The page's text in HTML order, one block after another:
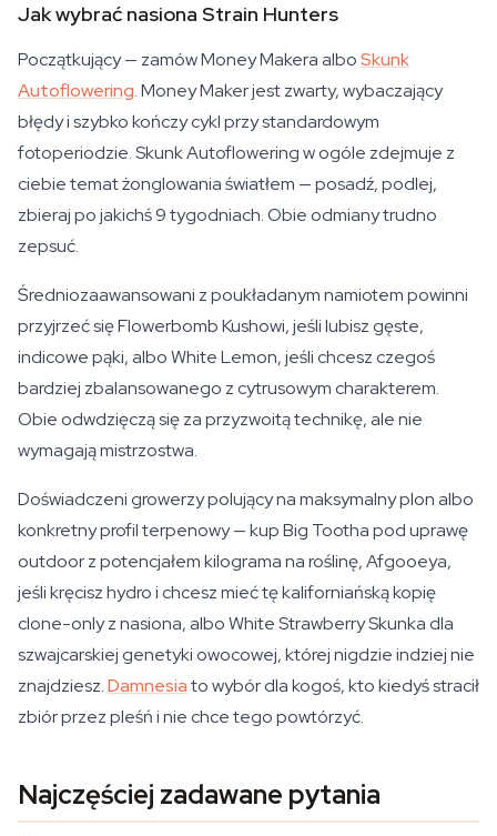
Jak wybrać nasiona Strain Hunters
Początkujący — zamów Money Makera alboSkunk
Autoflowering. Money Maker jest zwarty, wybaczający
błędy i szybko kończy cykl przy standardowym
fotoperiodzie. Skunk Autoflowering w ogóle zdejmuje z
ciebie temat żonglowania światłem — posadź, podlej,
zbieraj po jakichś 9 tygodniach. Obie odmiany trudno
zepsuć.
Średniozaawansowani z poukładanym namiotem powinni
przyjrzeć się Flowerbomb Kushowi, jeśli lubisz gęste,
indicowe pąki, albo White Lemon, jeśli chcesz czegoś
bardziej zbalansowanego z cytrusowym charakterem.
Obie odwdzięczą się za przyzwoitą technikę, ale nie
wymagają mistrzostwa.
Doświadczeni growerzy polujący na maksymalny plon albo
konkretny profil terpenowy — kup Big Tootha pod uprawę
outdoor z potencjałem kilograma na roślinę, Afgooeya,
jeśli kręcisz hydro i chcesz mieć tę kaliforniańską kopię
clone-only z nasiona, albo White Strawberry Skunka dla
szwajcarskiej genetyki owocowej, której nigdzie indziej nie
znajdziesz.Damnesiato wybór dla kogoś, kto kiedyś stracił
zbiór przez pleśń i nie chce tego powtórzyć.
Najczęściej zadawane pytania